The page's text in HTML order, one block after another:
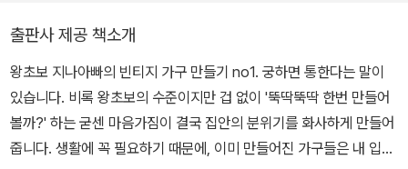
DIY 보급 사업에 공헌하고 있다.
출판사 제공 책소개
왕초보 지나아빠의 빈티지 가구 만들기 no1. 궁하면 통한다는 말이
있습니다. 비록 왕초보의 수준이지만 겁 없이 '뚝딱뚝딱 한번 만들어
볼까?' 하는 굳센 마음가짐이 결국 집안의 분위기를 화사하게 만들어
줍니다. 생활에 꼭 필요하기 때문에, 이미 만들어진 가구들은 내 입맛